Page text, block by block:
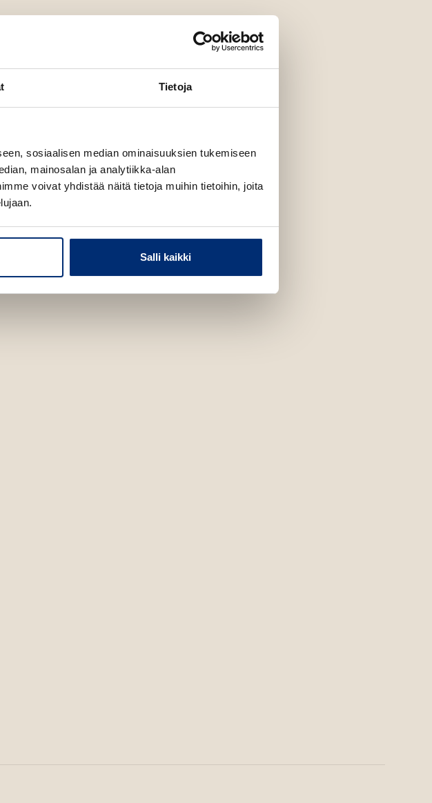
Tietoja
sosiaalisen median ominaisuuksien tukemiseen
mainosalan ja analytiikka-alan
voivat yhdistää näitä tietoja muihin tietoihin, joita
Salli kaikki